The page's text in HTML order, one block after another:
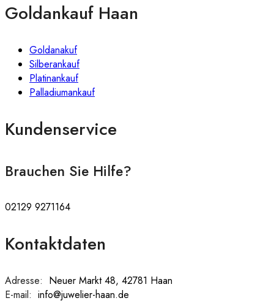
Goldankauf Haan
Goldanakuf
Silberankauf
Platinankauf
Palladiumankauf
Kundenservice
Brauchen Sie Hilfe?
02129 9271164
Kontaktdaten
Adresse: Neuer Markt 48, 42781 Haan
E-mail: info@juwelier-haan.de